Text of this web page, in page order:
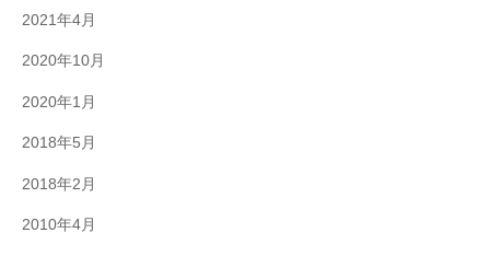
2021年4月
2020年10月
2020年1月
2018年5月
2018年2月
2010年4月